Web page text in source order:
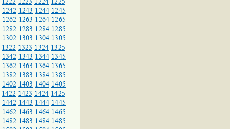
1242 1243 1244 1245
1262 1263 1264 1265
1282 1283 1284 1285
1302 1303 1304 1305
1322 1323 1324 1325
1342 1343 1344 1345
1362 1363 1364 1365
1382 1383 1384 1385
1402 1403 1404 1405
1422 1423 1424 1425
1442 1443 1444 1445
1462 1463 1464 1465
1482 1483 1484 1485